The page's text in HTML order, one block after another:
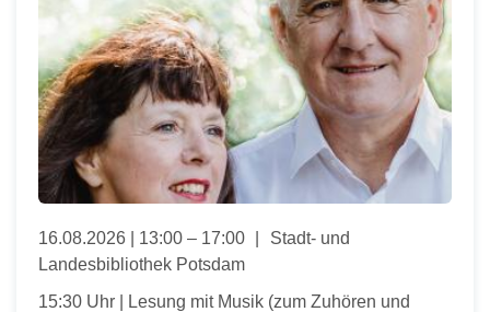
16.08.2026 | 13:00 – 17:00
Stadt- und
Landesbibliothek Potsdam
15:30 Uhr | Lesung mit Musik (zum Zuhören und